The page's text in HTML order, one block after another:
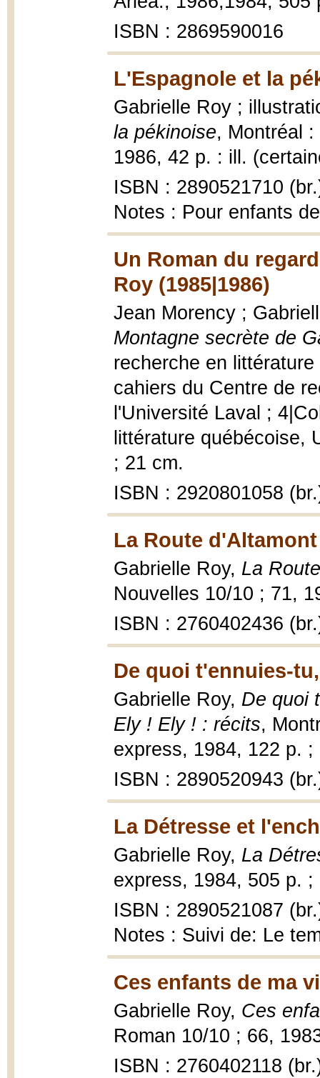
ISBN : 2869590016
L'Espagnole et la
Gabrielle Roy ;
la pékinoise, Montréal
1986, 42 p. : ill.
ISBN : 2890521710
Notes : Pour enfants
Un Roman du
Roy (1985|1986)
Jean Morency ;
Montagne secrète de
recherche en
cahiers du Centre de
l'Université Laval ;
littérature québécoise,
; 21 cm.
ISBN : 2920801058
La Route d'Altamont
Gabrielle Roy, La
Nouvelles 10/10 ; 71,
ISBN : 2760402436
De quoi t'ennuies-
Gabrielle Roy, De quoi
Ely ! Ely ! : récits,
express, 1984, 122 p. ;
ISBN : 2890520943
La Détresse et
Gabrielle Roy, La
express, 1984, 505 p. ;
ISBN : 2890521087
Notes : Suivi de: Le
Ces enfants de ma
Gabrielle Roy, Ces
Roman 10/10 ; 66,
ISBN : 2760402118